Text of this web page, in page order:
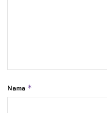
Nama *